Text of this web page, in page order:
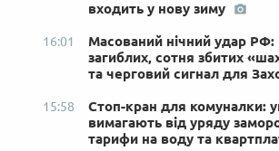
входить у нову зиму
16:01
Масований нічний удар РФ:
загиблих, сотня збитих
та черговий сигнал для
15:58
Стоп-кран для комуналки:
вимагають від уряду
тарифи на воду та